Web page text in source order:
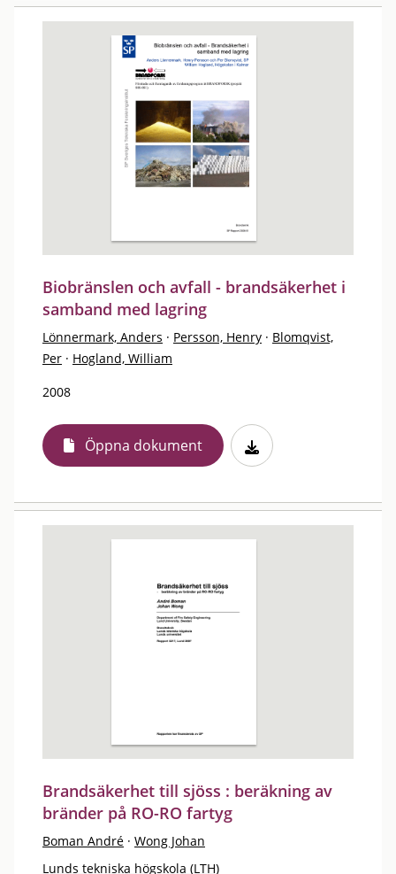
Biobränslen och avfall - brandsäkerhet i
samband med lagring
Lönnermark, Anders · Persson, Henry · Blomqvist,
Per · Hogland, William
2008
Öppna dokument
Brandsäkerhet till sjöss : beräkning av
bränder på RO-RO fartyg
Boman André · Wong Johan
Lunds tekniska högskola (LTH)